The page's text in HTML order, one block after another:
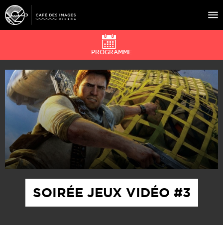
À L’AFFICHE
ÉVÉNEMENTS
CAFÉ DU CINÉ
PRATIQUE
ÉDUCATION AUX IMAGES
PROGRAMME
SOIRÉE JEUX VIDÉO #3